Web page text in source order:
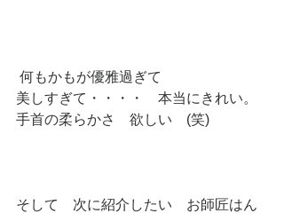
何もかもが優雅過ぎて
美しすぎて・・・・　本当にきれい。
手首の柔らかさ　欲しい　(笑)
そして　次に紹介したい　お師匠はん